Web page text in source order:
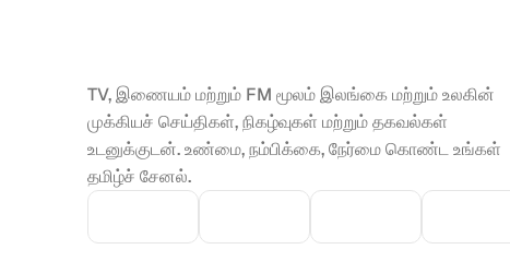
TV, இணையம் மற்றும் FM மூலம் இலங்கை மற்றும் உலகின்
முக்கியச் செய்திகள், நிகழ்வுகள் மற்றும் தகவல்கள்
உடனுக்குடன். உண்மை, நம்பிக்கை, நேர்மை கொண்ட உங்கள்
தமிழ்ச் சேனல்.